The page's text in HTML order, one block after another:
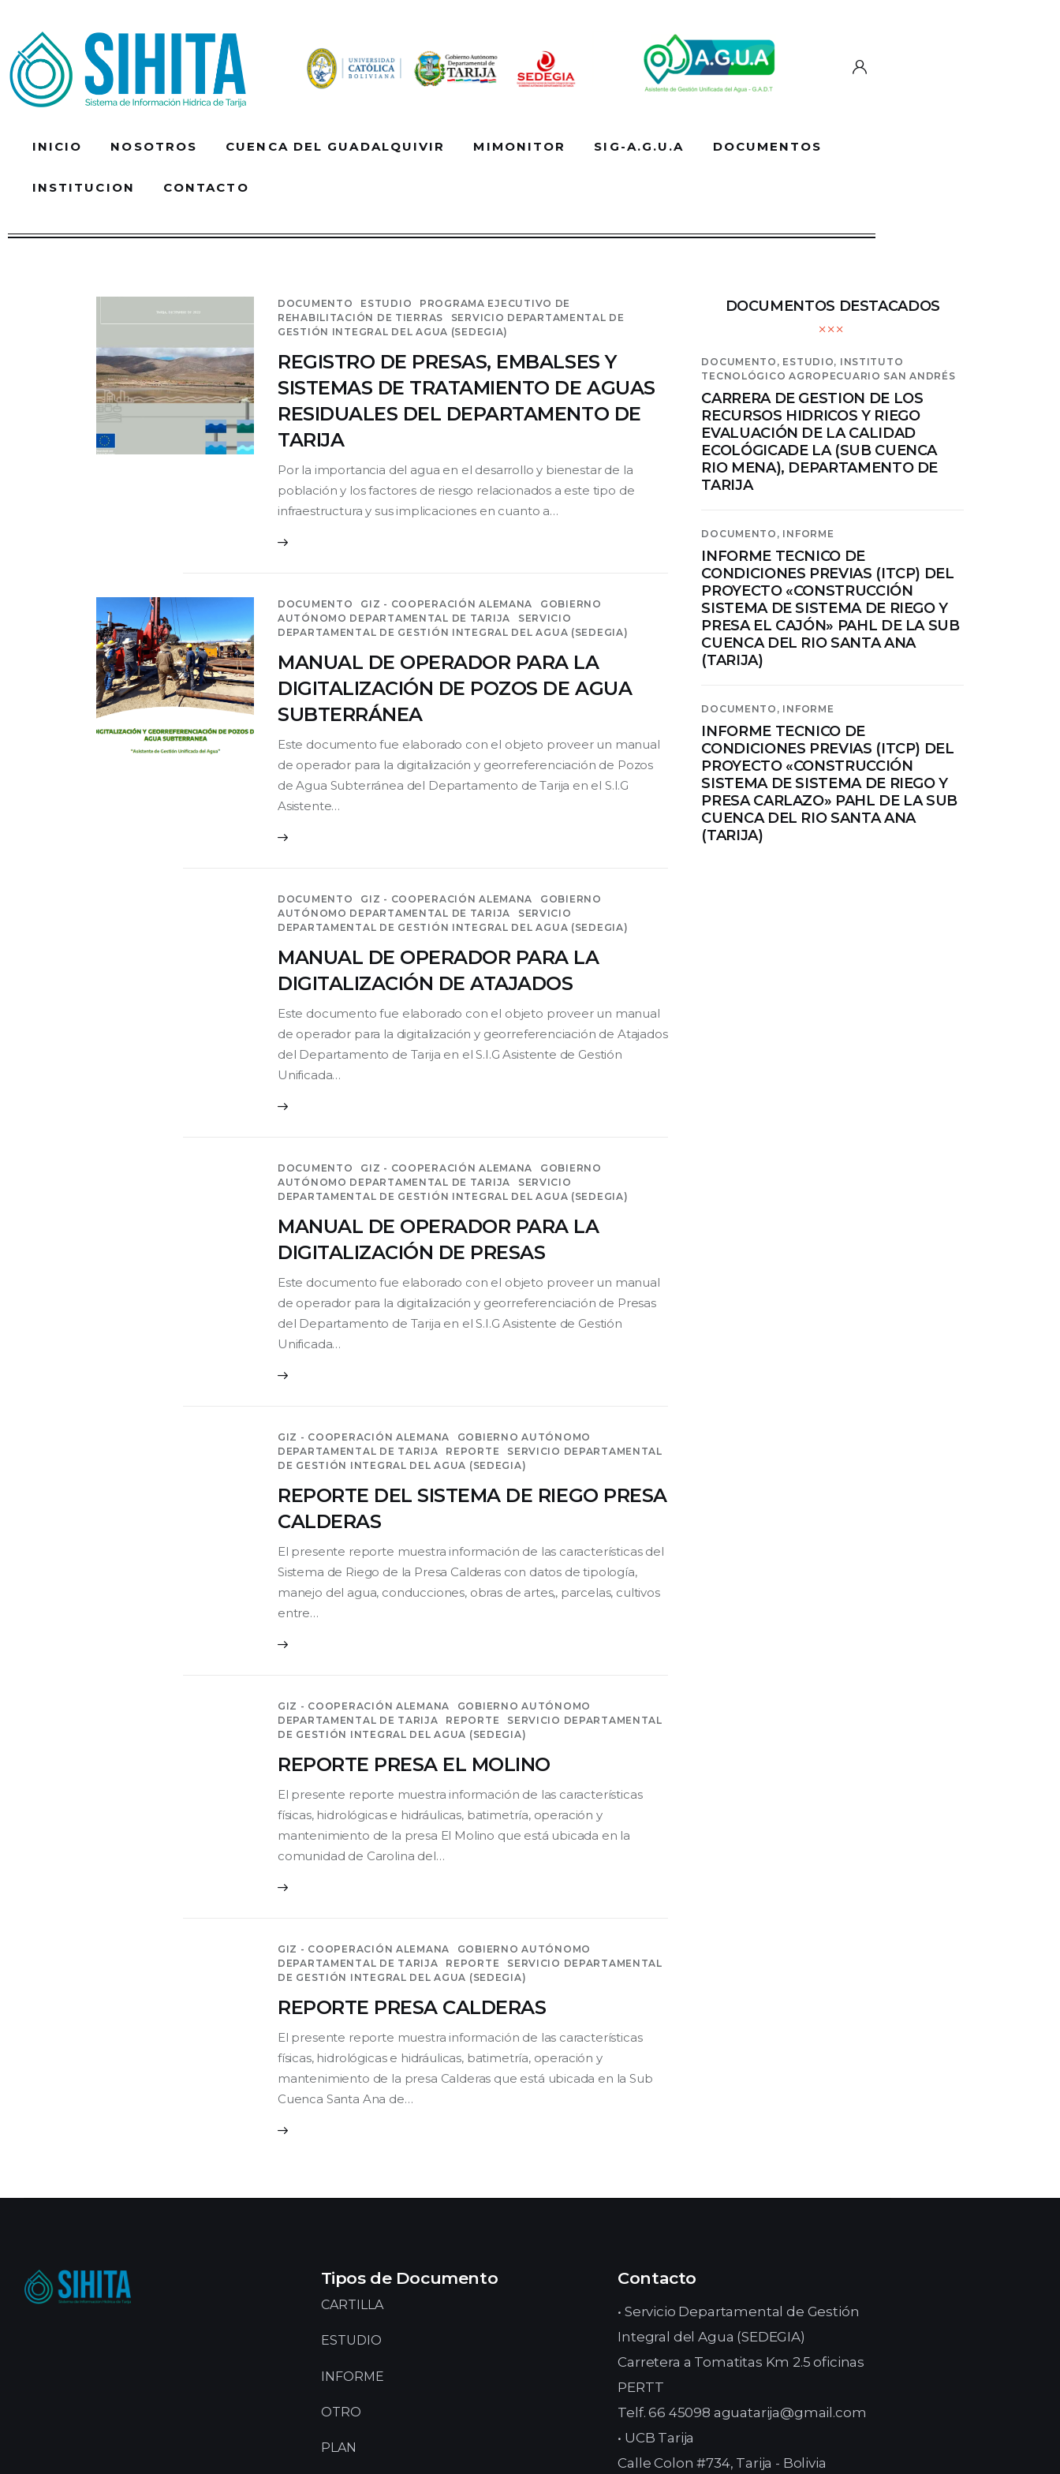
INICIO NOSOTROS CUENCA DEL GUADALQUIVIR MIMONITOR SIG-A.G.U.A DOCUMENTOS
INSTITUCION CONTACTO
SIG-A.G.U.A DOCUMENTOS INSTITUCION CONTACTO
Nosotros
Cuenca Del Guadalquivir
DOCUMENTO ESTUDIO
PROGRAMA EJECUTIVO DE
REHABILITACIÓN DE TIERRAS
SERVICIO DEPARTAMENTAL DE
GESTIÓN INTEGRAL DEL AGUA (SEDEGIA)
REGISTRO DE PRESAS, EMBALSES Y
SISTEMAS DE TRATAMIENTO DE AGUAS
RESIDUALES DEL DEPARTAMENTO DE
TARIJA
Por la importancia del agua en el desarrollo y bienestar de la
población y los factores de riesgo relacionados a este tipo de
infraestructura y sus implicaciones en cuanto a…
DOCUMENTO GIZ - COOPERACIÓN ALEMANA
GOBIERNO
AUTÓNOMO DEPARTAMENTAL DE TARIJA
SERVICIO
DEPARTAMENTAL DE GESTIÓN INTEGRAL DEL AGUA (SEDEGIA)
MANUAL DE OPERADOR PARA LA
DIGITALIZACIÓN DE POZOS DE AGUA
SUBTERRÁNEA
Este documento fue elaborado con el objeto proveer un manual
de operador para la digitalización y georreferenciación de Pozos
de Agua Subterránea del Departamento de Tarija en el S.I.G
Asistente…
DOCUMENTO GIZ - COOPERACIÓN ALEMANA
GOBIERNO
AUTÓNOMO DEPARTAMENTAL DE TARIJA
SERVICIO
DEPARTAMENTAL DE GESTIÓN INTEGRAL DEL AGUA (SEDEGIA)
MANUAL DE OPERADOR PARA LA
DIGITALIZACIÓN DE ATAJADOS
Este documento fue elaborado con el objeto proveer un manual
de operador para la digitalización y georreferenciación de Atajados
del Departamento de Tarija en el S.I.G Asistente de Gestión
Unificada…
DOCUMENTO GIZ - COOPERACIÓN ALEMANA
GOBIERNO
AUTÓNOMO DEPARTAMENTAL DE TARIJA
SERVICIO
DEPARTAMENTAL DE GESTIÓN INTEGRAL DEL AGUA (SEDEGIA)
MANUAL DE OPERADOR PARA LA
DIGITALIZACIÓN DE PRESAS
Este documento fue elaborado con el objeto proveer un manual
de operador para la digitalización y georreferenciación de Presas
del Departamento de Tarija en el S.I.G Asistente de Gestión
Unificada…
GIZ - COOPERACIÓN ALEMANA
GOBIERNO AUTÓNOMO
DEPARTAMENTAL DE TARIJA
REPORTE
SERVICIO DEPARTAMENTAL
DE GESTIÓN INTEGRAL DEL AGUA (SEDEGIA)
REPORTE DEL SISTEMA DE RIEGO PRESA
CALDERAS
El presente reporte muestra información de las características del
Sistema de Riego de la Presa Calderas con datos de tipología,
manejo del agua, conducciones, obras de artes,, parcelas, cultivos
entre…
GIZ - COOPERACIÓN ALEMANA
GOBIERNO AUTÓNOMO
DEPARTAMENTAL DE TARIJA
REPORTE
SERVICIO DEPARTAMENTAL
DE GESTIÓN INTEGRAL DEL AGUA (SEDEGIA)
REPORTE PRESA EL MOLINO
El presente reporte muestra información de las características
físicas, hidrológicas e hidráulicas, batimetría, operación y
mantenimiento de la presa El Molino que está ubicada en la
comunidad de Carolina del…
GIZ - COOPERACIÓN ALEMANA
GOBIERNO AUTÓNOMO
DEPARTAMENTAL DE TARIJA
REPORTE
SERVICIO DEPARTAMENTAL
DE GESTIÓN INTEGRAL DEL AGUA (SEDEGIA)
REPORTE PRESA CALDERAS
El presente reporte muestra información de las características
físicas, hidrológicas e hidráulicas, batimetría, operación y
mantenimiento de la presa Calderas que está ubicada en la Sub
Cuenca Santa Ana de…
DOCUMENTOS DESTACADOS
DOCUMENTO, ESTUDIO, INSTITUTO
TECNOLÓGICO AGROPECUARIO SAN ANDRÉS
CARRERA DE GESTION DE LOS
RECURSOS HIDRICOS Y RIEGO
EVALUACIÓN DE LA CALIDAD
ECOLÓGICADE LA (SUB CUENCA
RIO MENA), DEPARTAMENTO DE
TARIJA
DOCUMENTO, INFORME
INFORME TECNICO DE
CONDICIONES PREVIAS (ITCP) DEL
PROYECTO «CONSTRUCCIÓN
SISTEMA DE SISTEMA DE RIEGO Y
PRESA EL CAJÓN» PAHL DE LA SUB
CUENCA DEL RIO SANTA ANA
(TARIJA)
DOCUMENTO, INFORME
INFORME TECNICO DE
CONDICIONES PREVIAS (ITCP) DEL
PROYECTO «CONSTRUCCIÓN
SISTEMA DE SISTEMA DE RIEGO Y
PRESA CARLAZO» PAHL DE LA SUB
CUENCA DEL RIO SANTA ANA
(TARIJA)
Tipos de Documento
CARTILLA
ESTUDIO
INFORME
OTRO
PLAN
Contacto
• Servicio Departamental de Gestión
Integral del Agua (SEDEGIA)
Carretera a Tomatitas Km 2.5 oficinas
PERTT
Telf. 66 45098 aguatarija@gmail.com
• UCB Tarija
Calle Colon #734, Tarija - Bolivia